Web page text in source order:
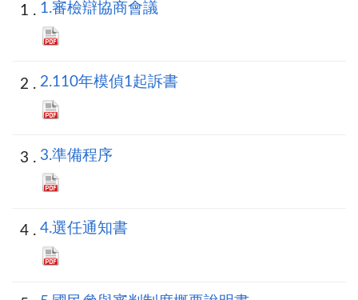
1.審檢辯協商會議
2.110年模偵1起訴書
3.準備程序
4.選任通知書